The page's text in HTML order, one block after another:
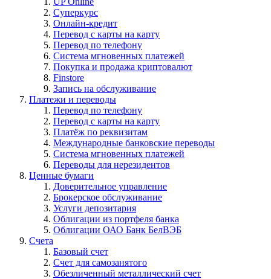
Суперкурс
Онлайн-кредит
Перевод с карты на карту
Перевод по телефону
Система мгновенных платежей
Покупка и продажа криптовалют
Finstore
Запись на обслуживание
Платежи и переводы
Перевод по телефону
Перевод с карты на карту
Платёж по реквизитам
Международные банковские переводы
Система мгновенных платежей
Переводы для нерезидентов
Ценные бумаги
Доверительное управление
Брокерское обслуживание
Услуги депозитария
Облигации из портфеля банка
Облигации ОАО Банк БелВЭБ
Счета
Базовый счет
Счет для самозанятого
Обезличенный металлический счет